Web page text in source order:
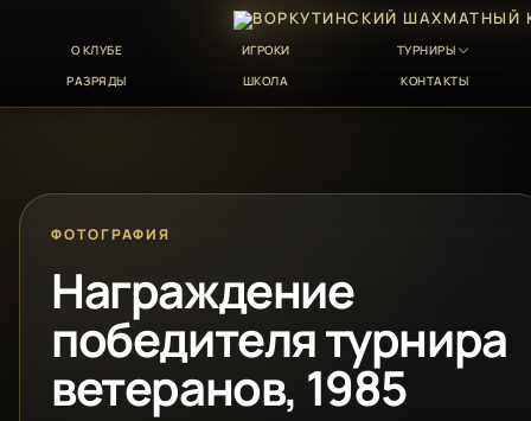
О КЛУБЕ ИГРОКИ
ТУРНИРЫ
РАЗРЯДЫ
ШКОЛА КОНТАКТЫ
ФОТОГРАФИЯ
Награждение
победителя турнира
ветеранов, 1985